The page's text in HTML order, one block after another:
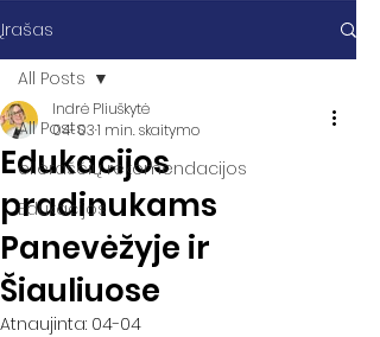
Įrašas
All Posts
eilėraščių rekomendacijos
Edukacijos
All Posts
Edukacijos
pradinukams
Panevėžyje ir
Šiauliuose
Indrė Pliuškytė
04-031 min. skaitymo
Atnaujinta: 04-04